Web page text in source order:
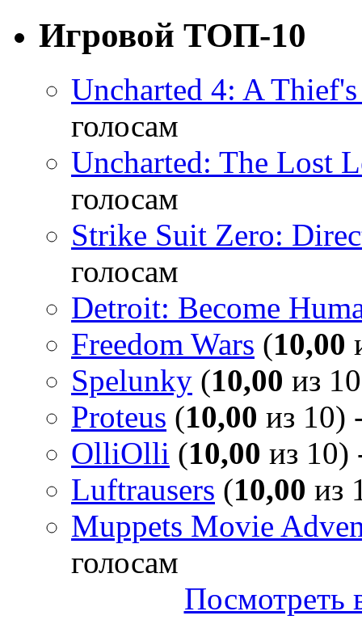
Игровой ТОП-10
Uncharted 4: A
голосам
Uncharted: The Lost
голосам
Strike Suit Zero:
голосам
Detroit: Become
Freedom Wars (10,00
Spelunky (10,00 из
Proteus (10,00 из 10)
OlliOlli (10,00 из 10)
Luftrausers (10,00 из
Muppets Movie
голосам
Посмотреть